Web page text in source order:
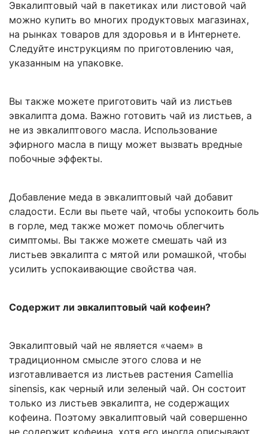
Эвкалиптовый чай в пакетиках или листовой чай
можно купить во многих продуктовых магазинах,
на рынках товаров для здоровья и в Интернете.
Следуйте инструкциям по приготовлению чая,
указанным на упаковке.
Вы также можете приготовить чай из листьев
эвкалипта дома. Важно готовить чай из листьев, а
не из эвкалиптового масла. Использование
эфирного масла в пищу может вызвать вредные
побочные эффекты.
Добавление меда в эвкалиптовый чай добавит
сладости. Если вы пьете чай, чтобы успокоить боль
в горле, мед также может помочь облегчить
симптомы. Вы также можете смешать чай из
листьев эвкалипта с мятой или ромашкой, чтобы
усилить успокаивающие свойства чая.
Содержит ли эвкалиптовый чай кофеин?
Эвкалиптовый чай не является «чаем» в
традиционном смысле этого слова и не
изготавливается из листьев растения Camellia
sinensis, как черный или зеленый чай. Он состоит
только из листьев эвкалипта, не содержащих
кофеина. Поэтому эвкалиптовый чай совершенно
не содержит кофеина, хотя его иногда описывают